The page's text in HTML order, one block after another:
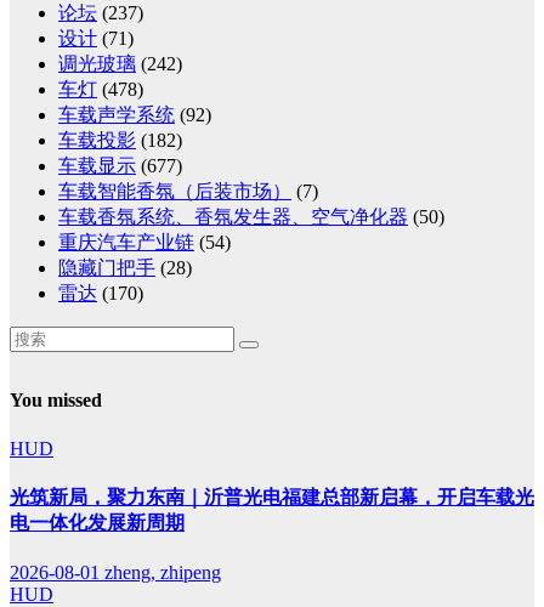
论坛 (237)
设计 (71)
调光玻璃 (242)
车灯 (478)
车载声学系统 (92)
车载投影 (182)
车载显示 (677)
车载智能香氛（后装市场）
(7)
车载香氛系统、香氛发生器、空气净化器 (50)
重庆汽车产业链 (54)
隐藏门把手 (28)
雷达 (170)
You missed
HUD
光筑新局，聚力东南｜沂普光电福建总部新启幕，开启车载光
电一体化发展新周期
2026-08-01 zheng, zhipeng
HUD